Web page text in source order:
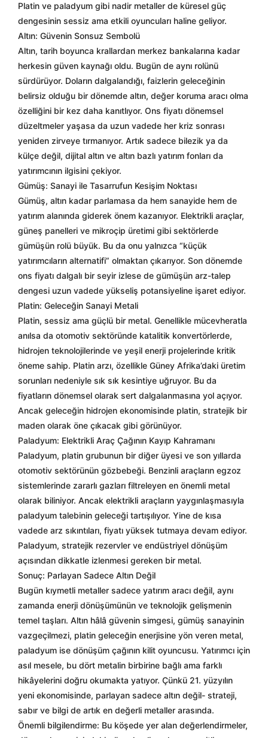
Platin ve paladyum gibi nadir metaller de küresel güç
dengesinin sessiz ama etkili oyuncuları haline geliyor.
Altın: Güvenin Sonsuz Sembolü
Altın, tarih boyunca krallardan merkez bankalarına kadar
herkesin güven kaynağı oldu. Bugün de aynı rolünü
sürdürüyor. Doların dalgalandığı, faizlerin geleceğinin
belirsiz olduğu bir dönemde altın, değer koruma aracı olma
özelliğini bir kez daha kanıtlıyor. Ons fiyatı dönemsel
düzeltmeler yaşasa da uzun vadede her kriz sonrası
yeniden zirveye tırmanıyor. Artık sadece bilezik ya da
külçe değil, dijital altın ve altın bazlı yatırım fonları da
yatırımcının ilgisini çekiyor.
Gümüş: Sanayi ile Tasarrufun Kesişim Noktası
Gümüş, altın kadar parlamasa da hem sanayide hem de
yatırım alanında giderek önem kazanıyor. Elektrikli araçlar,
güneş panelleri ve mikroçip üretimi gibi sektörlerde
gümüşün rolü büyük. Bu da onu yalnızca “küçük
yatırımcıların alternatifi” olmaktan çıkarıyor. Son dönemde
ons fiyatı dalgalı bir seyir izlese de gümüşün arz-talep
dengesi uzun vadede yükseliş potansiyeline işaret ediyor.
Platin: Geleceğin Sanayi Metali
Platin, sessiz ama güçlü bir metal. Genellikle mücevheratla
anılsa da otomotiv sektöründe katalitik konvertörlerde,
hidrojen teknolojilerinde ve yeşil enerji projelerinde kritik
öneme sahip. Platin arzı, özellikle Güney Afrika’daki üretim
sorunları nedeniyle sık sık kesintiye uğruyor. Bu da
fiyatların dönemsel olarak sert dalgalanmasına yol açıyor.
Ancak geleceğin hidrojen ekonomisinde platin, stratejik bir
maden olarak öne çıkacak gibi görünüyor.
Paladyum: Elektrikli Araç Çağının Kayıp Kahramanı
Paladyum, platin grubunun bir diğer üyesi ve son yıllarda
otomotiv sektörünün gözbebeği. Benzinli araçların egzoz
sistemlerinde zararlı gazları filtreleyen en önemli metal
olarak biliniyor. Ancak elektrikli araçların yaygınlaşmasıyla
paladyum talebinin geleceği tartışılıyor. Yine de kısa
vadede arz sıkıntıları, fiyatı yüksek tutmaya devam ediyor.
Paladyum, stratejik rezervler ve endüstriyel dönüşüm
açısından dikkatle izlenmesi gereken bir metal.
Sonuç: Parlayan Sadece Altın Değil
Bugün kıymetli metaller sadece yatırım aracı değil, aynı
zamanda enerji dönüşümünün ve teknolojik gelişmenin
temel taşları. Altın hâlâ güvenin simgesi, gümüş sanayinin
vazgeçilmezi, platin geleceğin enerjisine yön veren metal,
paladyum ise dönüşüm çağının kilit oyuncusu. Yatırımcı için
asıl mesele, bu dört metalin birbirine bağlı ama farklı
hikâyelerini doğru okumakta yatıyor. Çünkü 21. yüzyılın
yeni ekonomisinde, parlayan sadece altın değil- strateji,
sabır ve bilgi de artık en değerli metaller arasında.
Önemli bilgilendirme: Bu köşede yer alan değerlendirmeler,